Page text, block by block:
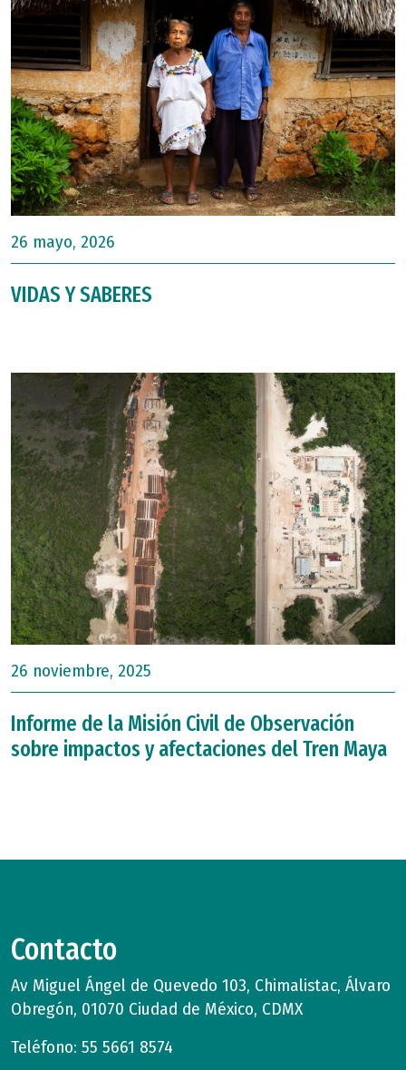
26 mayo, 2026
VIDAS Y SABERES
26 noviembre, 2025
Informe de la Misión Civil de Observación
sobre impactos y afectaciones del Tren Maya
Contacto
Av Miguel Ángel de Quevedo 103, Chimalistac, Álvaro
Obregón, 01070 Ciudad de México, CDMX
Teléfono: 55 5661 8574